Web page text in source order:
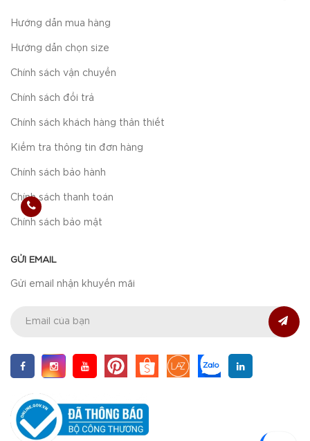
Hướng dẫn mua hàng
Hướng dẫn chọn size
Chính sách vận chuyển
Chính sách đổi trả
Chính sách khách hàng thân thiết
Kiểm tra thông tin đơn hàng
Chính sách bảo hành
Chính sách thanh toán
Chính sách bảo mật
GỬI EMAIL
Gửi email nhận khuyến mãi